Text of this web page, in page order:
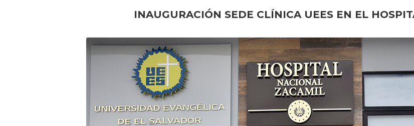
INAUGURACIÓN SEDE CLÍNICA UEES EN EL